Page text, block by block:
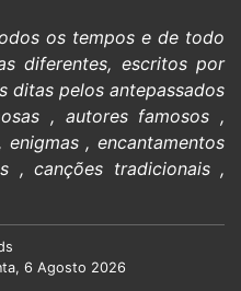
os tempos e de todo
diferentes, escritos por
ditas pelos antepassados
, autores famosos ,
enigmas,encantamentos
,canções tradicionais,
6 Agosto 2026